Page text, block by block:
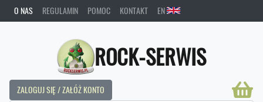
O NAS REGULAMIN POMOC KONTAKT EN
ROCK-SERWIS
ZALOGUJ SIĘ / ZAŁÓŻ KONTO